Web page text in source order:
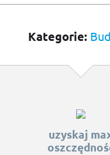
Kategorie:
uzyskaj